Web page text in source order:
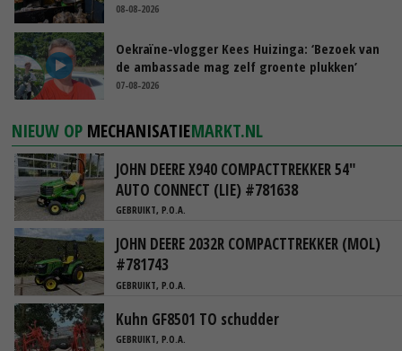
08-08-2026
Oekraïne-vlogger Kees Huizinga: ‘Bezoek van
de ambassade mag zelf groente plukken’
07-08-2026
NIEUW OP MECHANISATIEMARKT.NL
JOHN DEERE X940 COMPACTTREKKER 54"
AUTO CONNECT (LIE) #781638
GEBRUIKT, P.O.A.
JOHN DEERE 2032R COMPACTTREKKER (MOL)
#781743
GEBRUIKT, P.O.A.
Kuhn GF8501 TO schudder
GEBRUIKT, P.O.A.